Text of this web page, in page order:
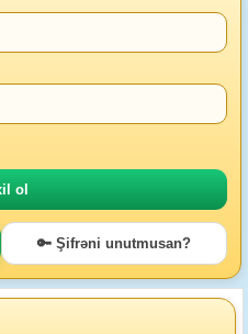
🔑 Şifrəni unutmusan?